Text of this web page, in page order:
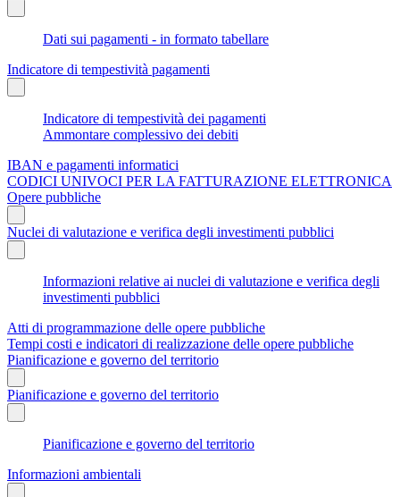
Dati sui pagamenti - in formato tabellare
Indicatore di tempestività pagamenti
Indicatore di tempestività dei pagamenti
Ammontare complessivo dei debiti
IBAN e pagamenti informatici
CODICI UNIVOCI PER LA FATTURAZIONE ELETTRONICA
Opere pubbliche
Nuclei di valutazione e verifica degli investimenti pubblici
Informazioni relative ai nuclei di valutazione e verifica degli
investimenti pubblici
Atti di programmazione delle opere pubbliche
Tempi costi e indicatori di realizzazione delle opere pubbliche
Pianificazione e governo del territorio
Pianificazione e governo del territorio
Pianificazione e governo del territorio
Informazioni ambientali